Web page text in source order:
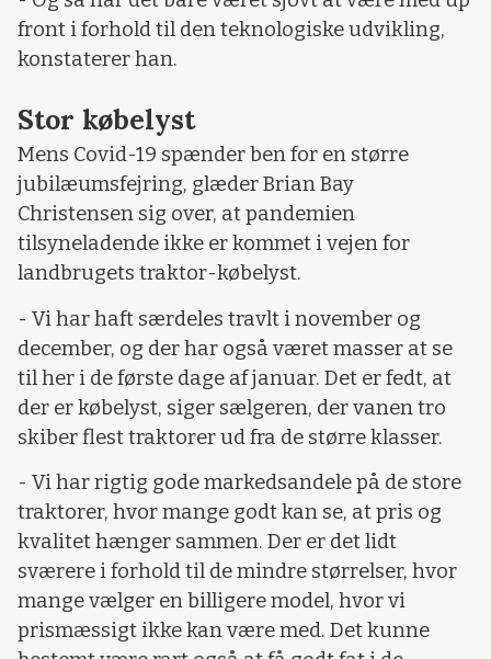
front i forhold til den teknologiske udvikling,
konstaterer han.
Stor købelyst
Mens Covid-19 spænder ben for en større
jubilæumsfejring, glæder Brian Bay
Christensen sig over, at pandemien
tilsyneladende ikke er kommet i vejen for
landbrugets traktor-købelyst.
- Vi har haft særdeles travlt i november og
december, og der har også været masser at se
til her i de første dage af januar. Det er fedt, at
der er købelyst, siger sælgeren, der vanen tro
skiber flest traktorer ud fra de større klasser.
- Vi har rigtig gode markedsandele på de store
traktorer, hvor mange godt kan se, at pris og
kvalitet hænger sammen. Der er det lidt
sværere i forhold til de mindre størrelser, hvor
mange vælger en billigere model, hvor vi
prismæssigt ikke kan være med. Det kunne